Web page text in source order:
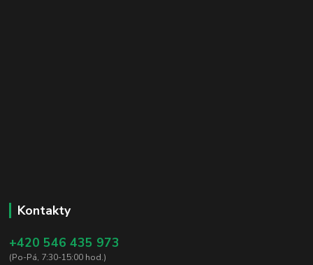
Kontakty
+420 546 435 973
(Po-Pá, 7:30-15:00 hod.)